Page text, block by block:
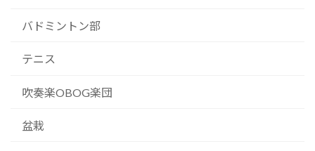
バドミントン部
テニス
吹奏楽OBOG楽団
盆栽